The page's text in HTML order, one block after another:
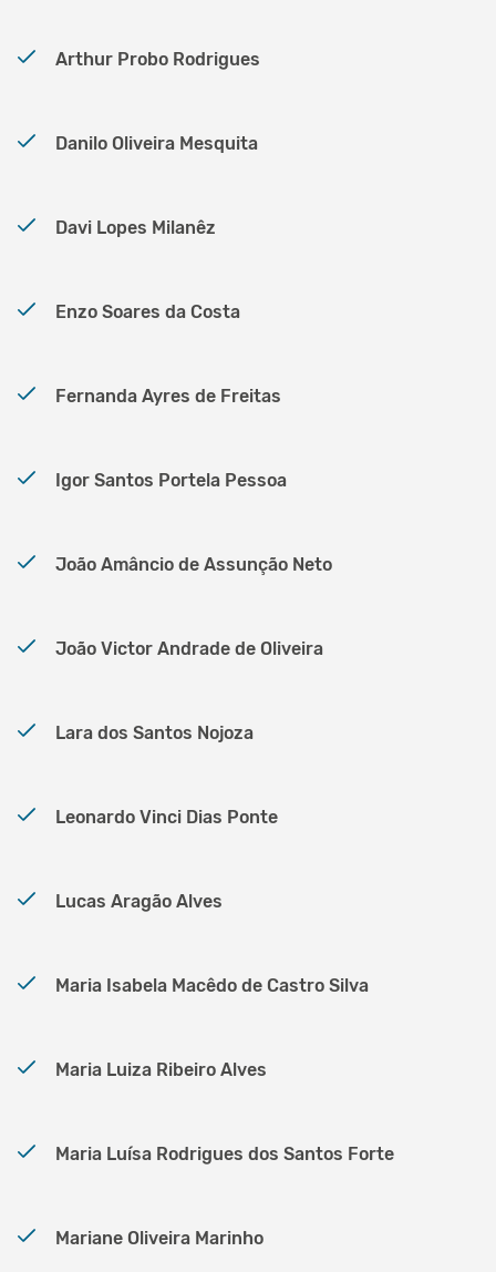
Arthur Probo Rodrigues
Danilo Oliveira Mesquita
Davi Lopes Milanêz
Enzo Soares da Costa
Fernanda Ayres de Freitas
Igor Santos Portela Pessoa
João Amâncio de Assunção Neto
João Victor Andrade de Oliveira
Lara dos Santos Nojoza
Leonardo Vinci Dias Ponte
Lucas Aragão Alves
Maria Isabela Macêdo de Castro Silva
Maria Luiza Ribeiro Alves
Maria Luísa Rodrigues dos Santos Forte
Mariane Oliveira Marinho